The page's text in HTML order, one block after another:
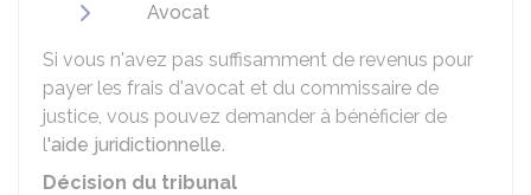
Avocat
Si vous n'avez pas suffisamment de revenus pour
payer les frais d'avocat et du commissaire de
justice, vous pouvez demander à bénéficier de
l'aide juridictionnelle.
Décision du tribunal